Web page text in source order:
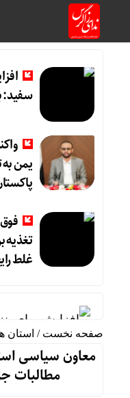
سفید:
یمن به
تغذیه
غلط
افزایش بهای
واکنش رئیس
فوق‌تخصص
صفحه نخست / استان
معاون سیاسی
مطالبات